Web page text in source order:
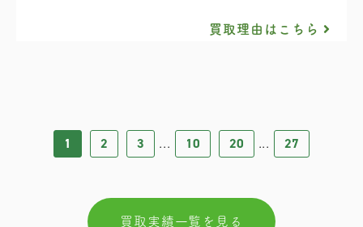
買取理由はこちら
1 2 3 10 20 27
買取実績一覧を見る